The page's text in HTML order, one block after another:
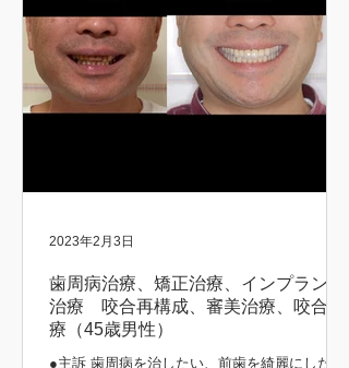
歯周病治療、矯正治療、インプラント
治療 咬合再構成、審美治療、咬合治
療（45歳男性）
●主訴 歯周病を治したい、前歯を綺麗にしたい
2023年2月3日